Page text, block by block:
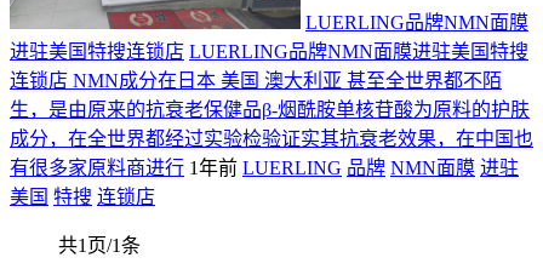
LUERLING品牌NMN面膜
进驻美国特搜连锁店 LUERLING品牌NMN面膜进驻美国特搜
连锁店 NMN成分在日本 美国 澳大利亚 甚至全世界都不陌
生，是由原来的抗衰老保健品β-烟酰胺单核苷酸为原料的护肤
成分，在全世界都经过实验检验证实其抗衰老效果，在中国也
有很多家原料商进行 1年前 LUERLING 品牌 NMN面膜 进驻
美国 特搜 连锁店
共1页/1条